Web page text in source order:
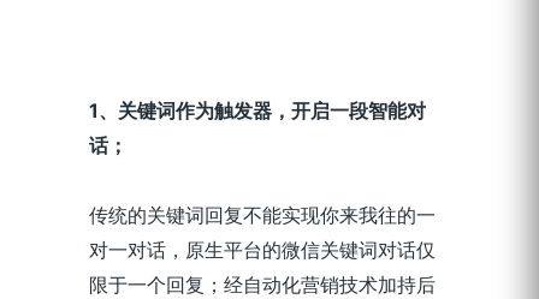
1、关键词作为触发器，开启一段智能对
话；
传统的关键词回复不能实现你来我往的一
对一对话，原生平台的微信关键词对话仅
限于一个回复；经自动化营销技术加持后